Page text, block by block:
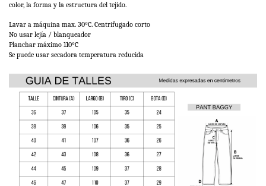
color, la forma y la estructura del tejido.
Lavar a máquina max. 30ºC. Centrifugado corto
No usar lejía / blanqueador
Planchar máximo 110ºC
Se puede usar secadora temperatura reducida